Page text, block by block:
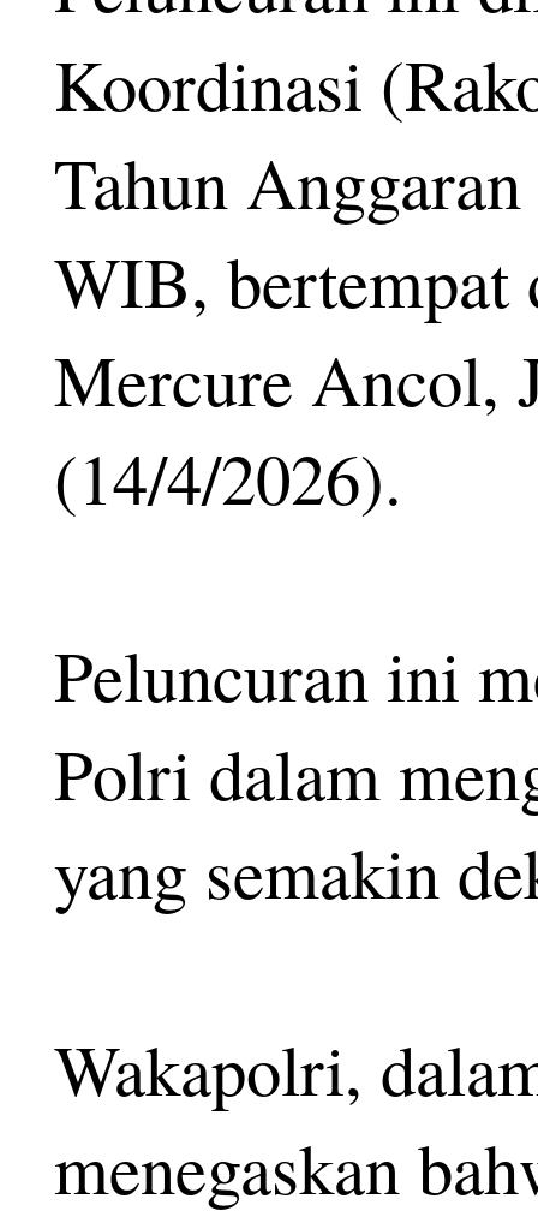
Koordinasi
Tahun
WIB,
Mercure Ancol,
(14/4/2026).
Peluncuran ini
Polri dalam
yang semakin
Wakapolri,
menegaskan